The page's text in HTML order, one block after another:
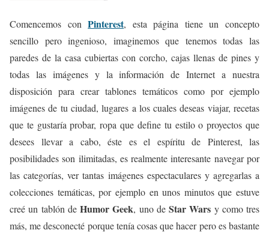
Comencemos conPinterest, esta página tiene un concepto
sencillo pero ingenioso, imaginemos que tenemos todas las
paredes de la casa cubiertas con corcho, cajas llenas de pines y
todas las imágenes y la información de Internet a nuestra
disposición para crear tablones temáticos como por ejemplo
imágenes de tu ciudad, lugares a los cuales deseas viajar, recetas
que te gustaría probar, ropa que define tu estilo o proyectos que
desees llevar a cabo, éste es el espíritu de Pinterest, las
posibilidades son ilimitadas, es realmente interesante navegar por
las categorías, ver tantas imágenes espectaculares y agregarlas a
colecciones temáticas, por ejemplo en unos minutos que estuve
creé un tablón de Humor Geek, uno de Star Wars y como tres
más, me desconecté porque tenía cosas que hacer pero es bastante